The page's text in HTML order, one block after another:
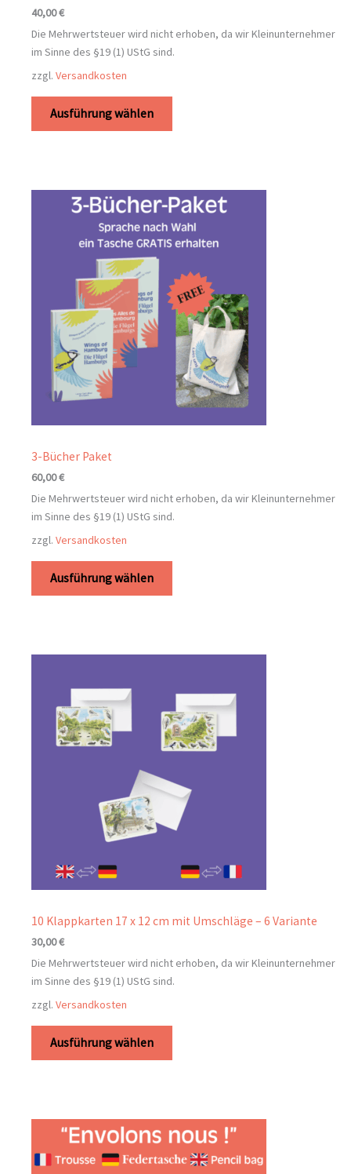
40,00€
Die Mehrwertsteuer wird nicht erhoben, da wir Kleinunternehmer
im Sinne des §19 (1) UStG sind.
zzgl. Versandkosten
Ausführung wählen
3-Bücher Paket
60,00€
Die Mehrwertsteuer wird nicht erhoben, da wir Kleinunternehmer
im Sinne des §19 (1) UStG sind.
zzgl. Versandkosten
Ausführung wählen
10 Klappkarten 17 x 12 cm mit Umschläge – 6 Variante
30,00€
Die Mehrwertsteuer wird nicht erhoben, da wir Kleinunternehmer
im Sinne des §19 (1) UStG sind.
zzgl. Versandkosten
Ausführung wählen